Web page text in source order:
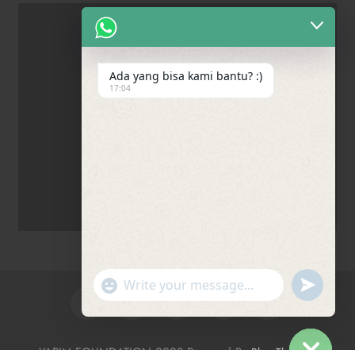
Ada yang bisa kami bantu? :)
17:04
"+chaty_settings.lang.emoji_picker+"
WhatsApp Message